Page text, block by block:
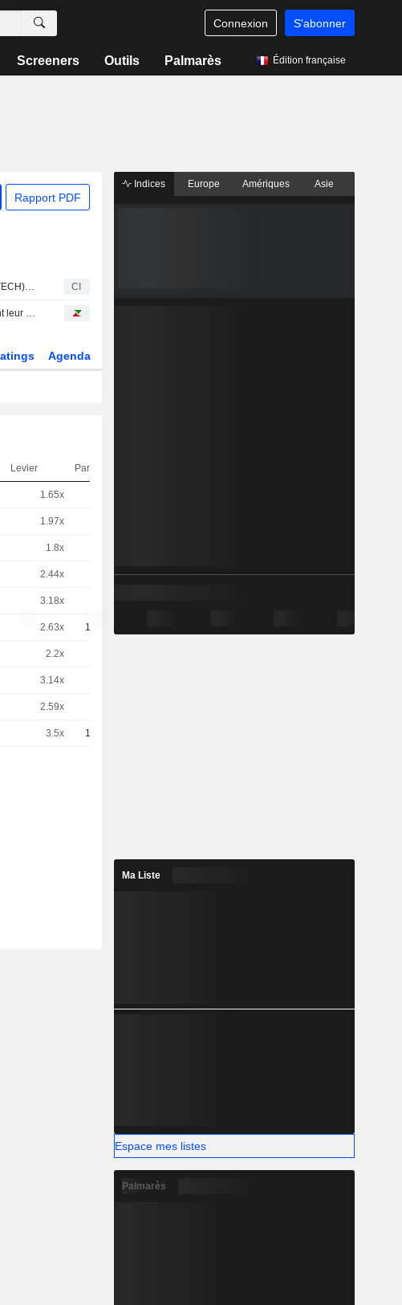
Connexion S'abonner
Screeners Outils Palmarès Édition française
Rapport PDF
HCL Technologies Limited (NSEI:HCLTECH) a finalisé l'acquisition de l'activité Telco Solutions de Hewlett Packard Enterprise Company (NYSE:HPE). CI
GTT Communications et HPE renforcent leur partenariat
Agenda
Levier Parité
1.65x
1.97x
1.8x
2.44x -EUR
3.18x
2.63x 10
2.2x
3.14x
2.59x
3.5x 10
Indices Europe Amériques Asie
Ma Liste
Espace mes listes
Palmarès